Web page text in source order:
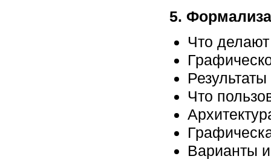
5.
Что
Что
Варианты